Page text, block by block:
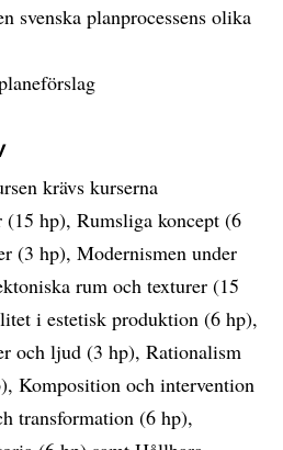
svenska planprocessens olika
krävs kurserna
hp), Rumsliga koncept (6
(3 hp), Modernismen under
rum och texturer (15
i estetisk produktion (6 hp),
och ljud (3 hp), Rationalism
Komposition och intervention
transformation (6 hp),